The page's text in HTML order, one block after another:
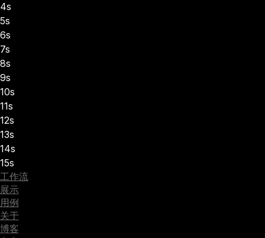
4s
5s
6s
7s
8s
9s
10s
11s
12s
13s
14s
15s
工作流
展示
用例
关于
博客